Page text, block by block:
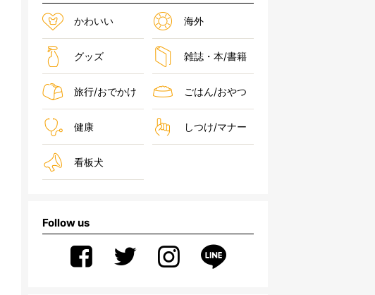
かわいい 海外
グッズ 雑誌・本/書籍
旅行/おでかけ ごはん/おやつ
健康 しつけ/マナー
看板犬
Follow us